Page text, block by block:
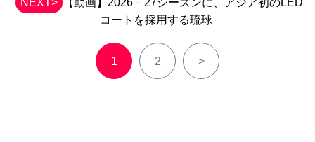
NEXT>
【動画】2026－27シーズンに、アジア初のLED
コートを採用する琉球
1 2 >